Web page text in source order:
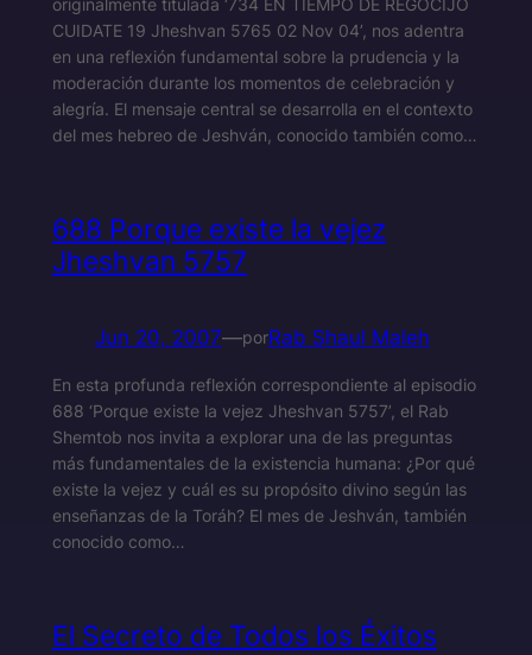
originalmente titulada ‘734 EN TIEMPO DE REGOCIJO
CUIDATE 19 Jheshvan 5765 02 Nov 04’, nos adentra
en una reflexión fundamental sobre la prudencia y la
moderación durante los momentos de celebración y
alegría. El mensaje central se desarrolla en el contexto
del mes hebreo de Jeshván, conocido también como…
688 Porque existe la vejez
Jheshvan 5757
Jun 20, 2007—porRab Shaul Maleh
En esta profunda reflexión correspondiente al episodio
688 ‘Porque existe la vejez Jheshvan 5757’, el Rab
Shemtob nos invita a explorar una de las preguntas
más fundamentales de la existencia humana: ¿Por qué
existe la vejez y cuál es su propósito divino según las
enseñanzas de la Toráh? El mes de Jeshván, también
conocido como…
El Secreto de Todos los Éxitos